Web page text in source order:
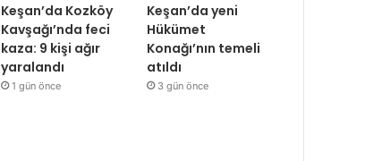
Keşan’da Kozköy
Kavşağı’nda feci
kaza: 9 kişi ağır
yaralandı
1 gün önce
Keşan’da yeni
Hükümet
Konağı’nın temeli
atıldı
3 gün önce